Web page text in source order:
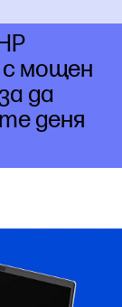
с мощен
да
деня